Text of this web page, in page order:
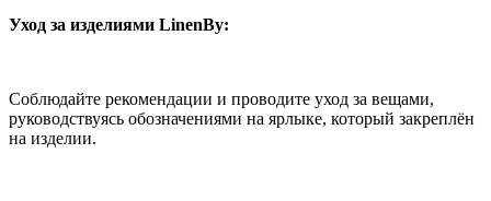
Уход за изделиями LinenBy:
Соблюдайте рекомендации и проводите уход за вещами,
руководствуясь обозначениями на ярлыке, который закреплён
на изделии.